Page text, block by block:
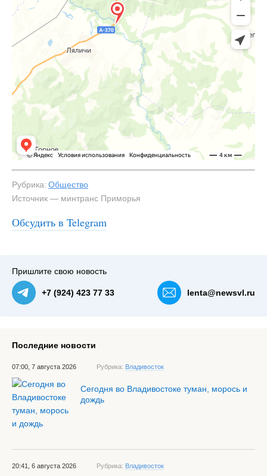
Рубрика: Общество
Источник — минтранс Приморья
Обсудить в Telegram
Пришлите свою новость
+7 (924) 423 77 33 lenta@newsvl.ru
Последние новости
07:00, 7 августа 2026 Рубрика: Владивосток
Сегодня во Владивостоке туман, морось и
дождь
20:41, 6 августа 2026 Рубрика: Владивосток